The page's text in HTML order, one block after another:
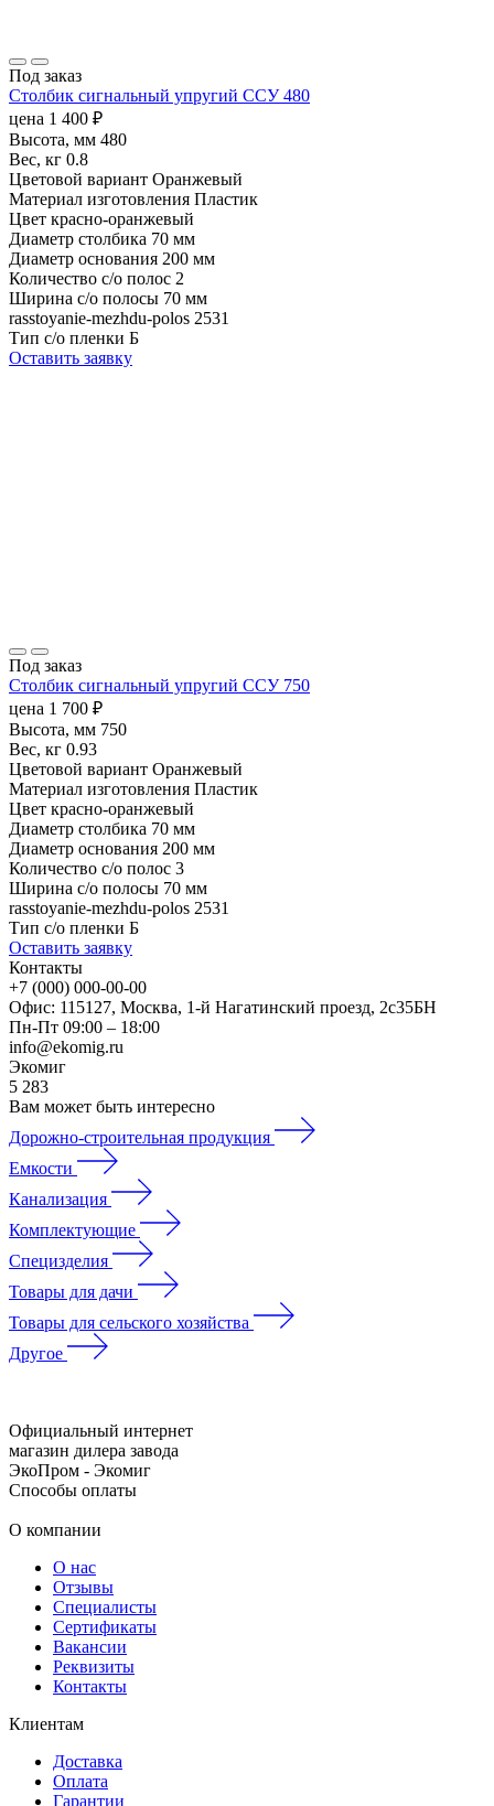
Под заказ
Столбик сигнальный упругий ССУ 480
цена 1 400 ₽
Высота, мм 480
Вес, кг 0.8
Цветовой вариант Оранжевый
Материал изготовления Пластик
Цвет красно-оранжевый
Диаметр столбика 70 мм
Диаметр основания 200 мм
Количество с/о полос 2
Ширина с/о полосы 70 мм
rasstoyanie-mezhdu-polos 2531
Тип с/о пленки Б
Оставить заявку
Под заказ
Столбик сигнальный упругий ССУ 750
цена 1 700 ₽
Высота, мм 750
Вес, кг 0.93
Цветовой вариант Оранжевый
Материал изготовления Пластик
Цвет красно-оранжевый
Диаметр столбика 70 мм
Диаметр основания 200 мм
Количество с/о полос 3
Ширина с/о полосы 70 мм
rasstoyanie-mezhdu-polos 2531
Тип с/о пленки Б
Оставить заявку
Контакты
+7 (000) 000-00-00
Офис: 115127, Москва, 1-й Нагатинский проезд, 2с35БН
Пн-Пт 09:00 – 18:00
info@ekomig.ru
Экомиг
5 283
Вам может быть интересно
Дорожно-строительная продукция
Емкости
Канализация
Комплектующие
Специзделия
Товары для дачи
Товары для сельского хозяйства
Другое
Официальный интернет
магазин дилера завода
ЭкоПром - Экомиг
Способы оплаты
О компании
О нас
Отзывы
Специалисты
Сертификаты
Вакансии
Реквизиты
Контакты
Клиентам
Доставка
Оплата
Гарантии